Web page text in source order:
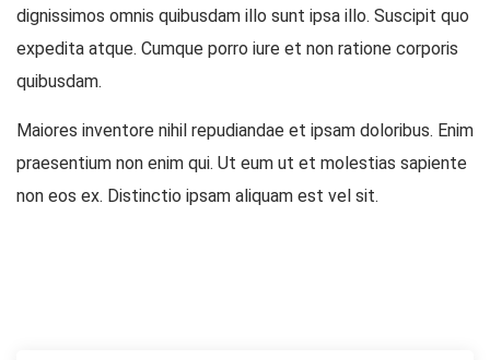
dignissimos omnis quibusdam illo sunt ipsa illo. Suscipit quo
expedita atque. Cumque porro iure et non ratione corporis
quibusdam.
Maiores inventore nihil repudiandae et ipsam doloribus. Enim
praesentium non enim qui. Ut eum ut et molestias sapiente
non eos ex. Distinctio ipsam aliquam est vel sit.